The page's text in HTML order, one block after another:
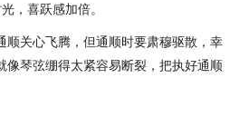
，喜跃感加倍。
顺关心飞腾，但通顺时要肃穆驱散，幸
像琴弦绷得太紧容易断裂，把执好通顺